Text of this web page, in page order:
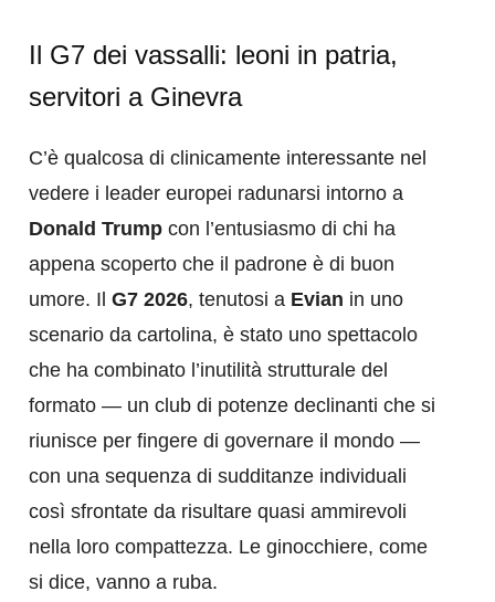
Il G7 dei vassalli: leoni in patria,
servitori a Ginevra
C’è qualcosa di clinicamente interessante nel
vedere i leader europei radunarsi intorno a
Donald Trump con l’entusiasmo di chi ha
appena scoperto che il padrone è di buon
umore. Il G7 2026, tenutosi a Evian in uno
scenario da cartolina, è stato uno spettacolo
che ha combinato l’inutilità strutturale del
formato — un club di potenze declinanti che si
riunisce per fingere di governare il mondo —
con una sequenza di sudditanze individuali
così sfrontate da risultare quasi ammirevoli
nella loro compattezza. Le ginocchiere, come
si dice, vanno a ruba.